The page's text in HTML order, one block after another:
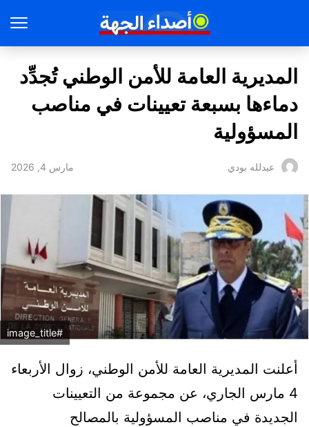
المديرية العامة للأمن الوطني تُجدِّد
دماءها بسبعة تعيينات في مناصب
المسؤولية
عبدلله بودي مارس 4, 2026
#image_title
أعلنت المديرية العامة للأمن الوطني، زوال الأربعاء
4 مارس الجاري، عن مجموعة من التعيينات
الجديدة في مناصب المسؤولية بالمصالح